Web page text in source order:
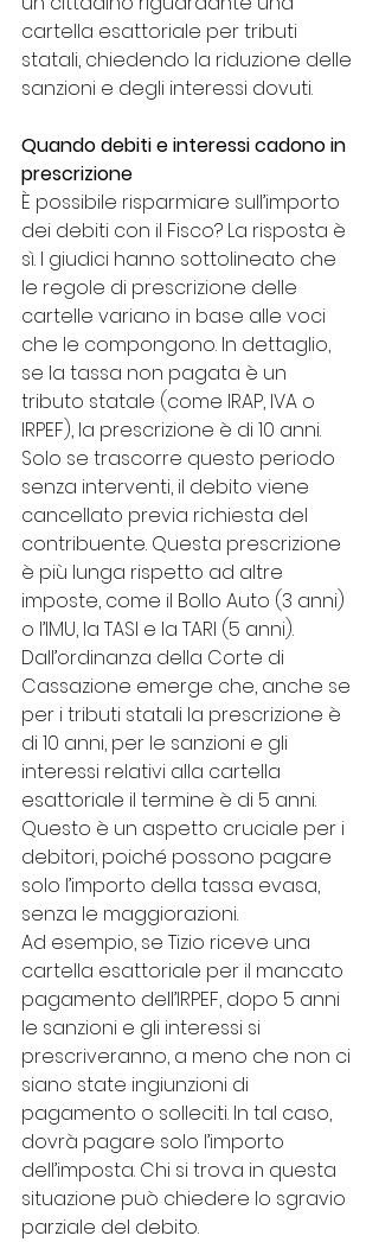
cartella esattoriale per tributi
statali, chiedendo la riduzione delle
sanzioni e degli interessi dovuti.
Quando debiti e interessi cadono in
prescrizione
È possibile risparmiare sull’importo
dei debiti con il Fisco? La risposta è
sì. I giudici hanno sottolineato che
le regole di prescrizione delle
cartelle variano in base alle voci
che le compongono. In dettaglio,
se la tassa non pagata è un
tributo statale (come IRAP, IVA o
IRPEF), la prescrizione è di 10 anni.
Solo se trascorre questo periodo
senza interventi, il debito viene
cancellato previa richiesta del
contribuente. Questa prescrizione
è più lunga rispetto ad altre
imposte, come il Bollo Auto (3 anni)
o l’IMU, la TASI e la TARI (5 anni).
Dall’ordinanza della Corte di
Cassazione emerge che, anche se
per i tributi statali la prescrizione è
di 10 anni, per le sanzioni e gli
interessi relativi alla cartella
esattoriale il termine è di 5 anni.
Questo è un aspetto cruciale per i
debitori, poiché possono pagare
solo l’importo della tassa evasa,
senza le maggiorazioni.
Ad esempio, se Tizio riceve una
cartella esattoriale per il mancato
pagamento dell’IRPEF, dopo 5 anni
le sanzioni e gli interessi si
prescriveranno, a meno che non ci
siano state ingiunzioni di
pagamento o solleciti. In tal caso,
dovrà pagare solo l’importo
dell’imposta. Chi si trova in questa
situazione può chiedere lo sgravio
parziale del debito.